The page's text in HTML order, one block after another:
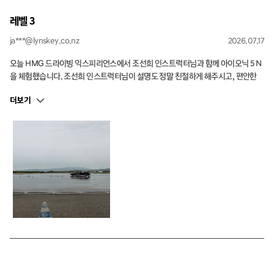
레벨 3
ja***@lynskey.co.nz 2026.07.17
오늘 HMG 드라이빙 익스피리언스에서 조선희 인스트럭터님과 함께 아이오닉 5 N
을 체험했습니다. 조선희 인스트럭터님이 설명도 정말 친절하게 해주시고, 편안한
느껴볼 수 있어서 정말 좋은 경험이었고, 다음에도 꼭 다시 참여하고 싶어요. 감사합
더보기